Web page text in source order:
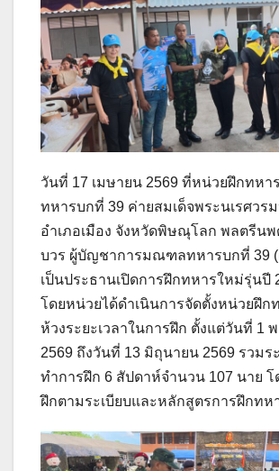
วันที่ 17 เมษายน 2569 ที่หน่วยฝึกทห
ทหารบกที่ 39 ค่ายสมเด็จพระนเรศวร
อำเภอเมือง จังหวัดพิษณุโลก พลตรีน
บวร ผู้บัญชาการมณฑลทหารบกที่ 39 (
เป็นประธานเปิดการฝึกทหารใหม่รุ่นปี
โดยหน่วยได้ดำเนินการจัดตั้งหน่วยฝึ
ห้วงระยะเวลาในการฝึก ตั้งแต่วันที่ 1
2569 ถึงวันที่ 13 มิถุนายน 2569 รวมร
ทำการฝึก 6 สัปดาห์จำนวน 107 นาย โ
ฝึกตามระเบียบและหลักสูตรการฝึกทห